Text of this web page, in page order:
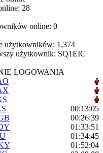
28
online: 0
użytkowników: 1,374
użytkownik: SQ1EIC
LOGOWANIA
00:13:05
00:26:39
01:33:51
01:34:45
01:52:04